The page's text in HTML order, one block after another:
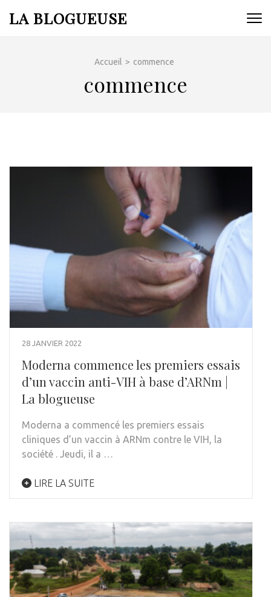
auLA BLOGUEUSE
Accueil > commence
commence
28 JANVIER 2022
Moderna commence les premiers essais
d’un vaccin anti-VIH à base d’ARNm |
La blogueuse
Moderna a commencé les premiers essais
cliniques d’un vaccin à ARNm contre le VIH, la
société . Jeudi, il a …
LIRE LA SUITE